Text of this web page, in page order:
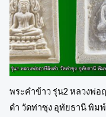
พระคำข้าว รุ่น2 หลวงพ่อ
ดำ วัดท่าซุง อุทัยธานี พิมพ์